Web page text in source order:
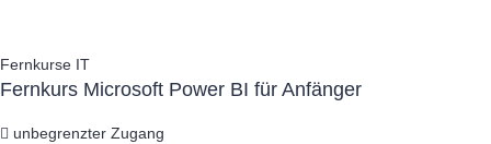
Fernkurse IT
Fernkurs Microsoft Power BI für Anfänger
unbegrenzter Zugang